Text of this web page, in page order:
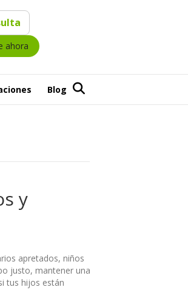
ahora
Blog
y
apretados, niños
justo, mantener una
tus hijos están